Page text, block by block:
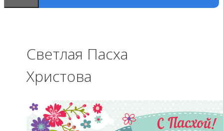
Светлая Пасха
Христова